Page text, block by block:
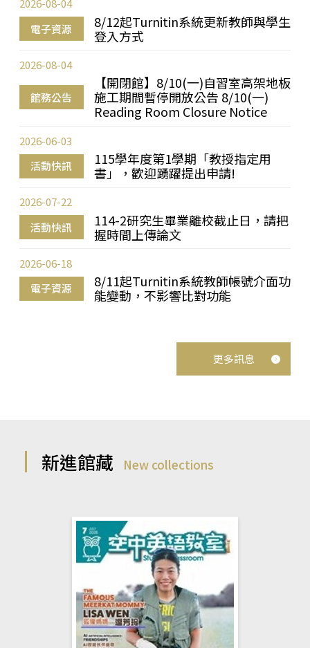
電子資源
8/12起Turnitin系統更新教師與學生
登入方式
2026-08-04
館務公告
【開閉館】8/10(一)自習室高架地板
施工期間暫停開放公告 8/10(一)
Reading Room Closure Notice
2026-08-04
活動快訊
115學年度第1學期「教授指定用
書」，歡迎踴躍提出申請!
2026-06-03
活動快訊
114-2研究生畢業離校截止日，請把
握時間上傳論文
2026-07-22
電子資源
8/11起Turnitin系統教師帳號介面功
能變動，不影響比對功能
2026-06-18
更多訊息
新進館藏 New collections